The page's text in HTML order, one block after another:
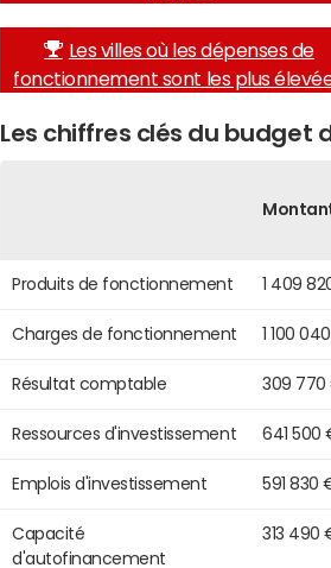
Les villes où les dépenses de
fonctionnement sont les plus
Les chiffres clés du budget
Produits de fonctionnement 1 409
Charges de fonctionnement 1 100
Résultat comptable 309 770
Ressources d'investissement 641 500
Emplois d'investissement 591 830
Capacité
d'autofinancement
313 490